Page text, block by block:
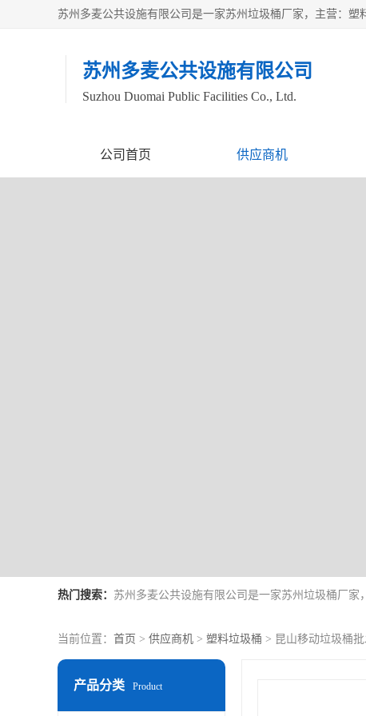
苏州多麦公共设施有限公司
Suzhou Duomai Public Facilities Co., Ltd.
公司首页 供应商机
热门搜索：
当前位置： 首页 > 供应商机 > 塑料垃圾桶 > 昆山移动垃圾桶
产品分类 Product